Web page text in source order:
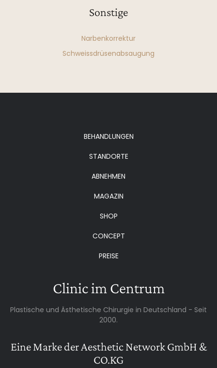
Sonstige
Narbenkorrektur
Schweissdrüsenabsaugung
BEHANDLUNGEN
STANDORTE
ABNEHMEN
MAGAZIN
SHOP
CONCEPT
PREISE
Clinic im Centrum
Plastische und Ästhetische Chirurgie in Deutschland - Seit
2000.
Eine Marke der Aesthetic Network GmbH &
CO.KG